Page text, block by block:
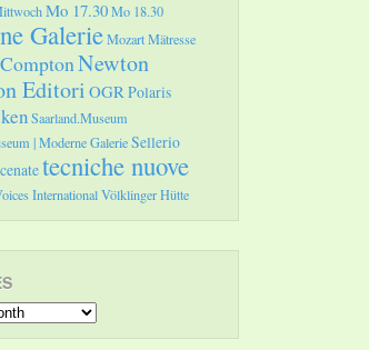
Mo 17.30Mo 18.30
GalerieMozartMätresse
Newton
Editori OGRPolaris
Saarland.Museum
| Moderne GalerieSellerio
tecniche nuove
InternationalVölklinger Hütte